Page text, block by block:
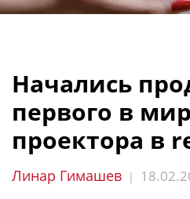
Начались
первого в
проектора в
Линар Гимашев |